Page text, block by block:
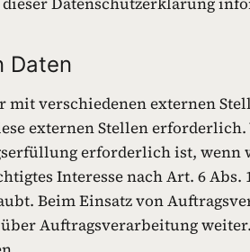
Daten
verschiedenen externen
externen Stellen
erforderlich ist,
Interesse nach Art. 6 Abs.
Beim Einsatz von
Auftragsverarbeitung